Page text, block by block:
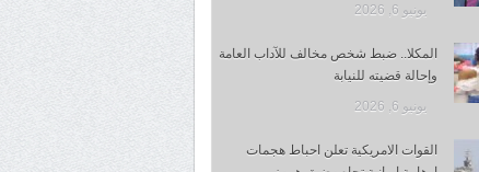
يونيو 6, 2026
المكلا.. ضبط شخص مخالف للآداب العامة
وإحالة قضيته للنيابة
يونيو 6, 2026
القوات الامريكية تعلن احباط هجمات